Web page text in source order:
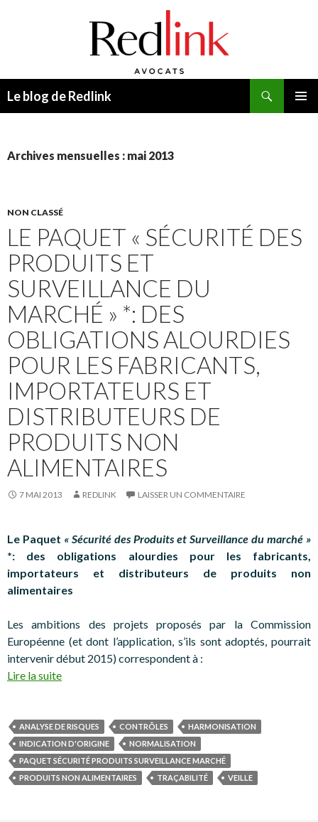
Le blog de Redlink
Archives mensuelles : mai 2013
NON CLASSÉ
LE PAQUET « SÉCURITÉ DES
PRODUITS ET
SURVEILLANCE DU
MARCHÉ » *: DES
OBLIGATIONS ALOURDIES
POUR LES FABRICANTS,
IMPORTATEURS ET
DISTRIBUTEURS DE
PRODUITS NON
ALIMENTAIRES
7 MAI 2013 REDLINK LAISSER UN COMMENTAIRE
Le Paquet « Sécurité des Produits et Surveillance du marché »
*: des obligations alourdies pour les fabricants,
importateurs et distributeurs de produits non
alimentaires
Les ambitions des projets proposés par la Commission
Européenne (et dont l’application, s’ils sont adoptés, pourrait
intervenir début 2015) correspondent à :
Lire la suite
ANALYSE DE RISQUES CONTRÔLES
HARMONISATION
INDICATION D'ORIGINE
NORMALISATION
PAQUET SÉCURITÉ PRODUITS SURVEILLANCE MARCHÉ
PRODUITS NON ALIMENTAIRES
TRAÇABILITÉ VEILLE